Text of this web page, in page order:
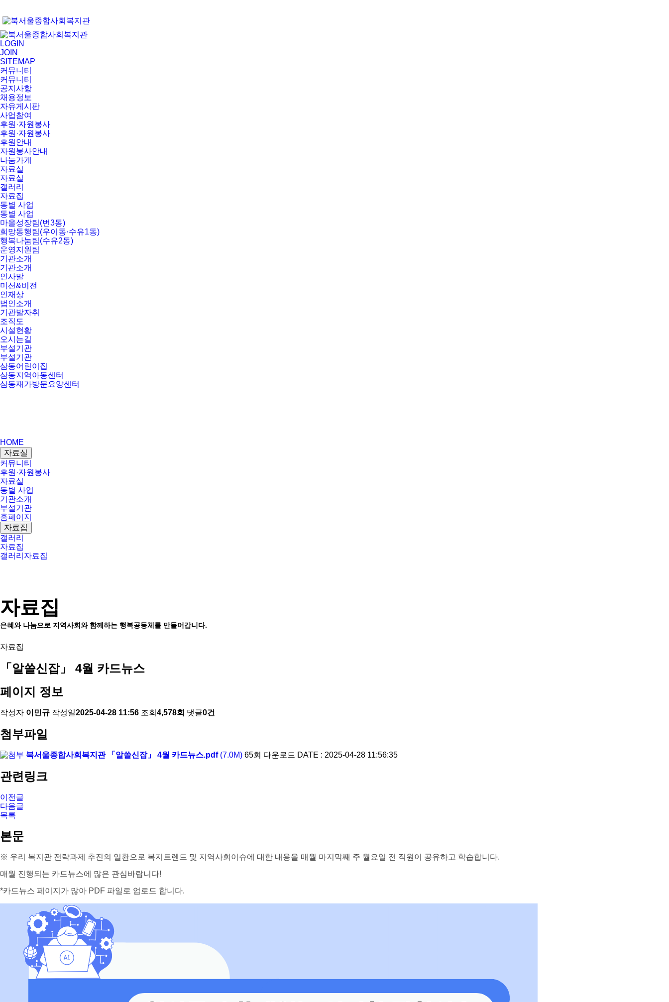
LOGIN
JOIN
SITEMAP
커뮤니티
커뮤니티
공지사항
채용정보
자유게시판
사업참여
후원·자원봉사
후원·자원봉사
후원안내
자원봉사안내
나눔가게
자료실
자료실
갤러리
자료집
동별 사업
동별 사업
마을성장팀(번3동)
희망동행팀(우이동·수유1동)
행복나눔팀(수유2동)
운영지원팀
기관소개
기관소개
인사말
미션&비전
인재상
법인소개
기관발자취
조직도
시설현황
오시는길
부설기관
부설기관
삼동어린이집
삼동지역아동센터
삼동재가방문요양센터
HOME
자료실
커뮤니티
후원·자원봉사
자료실
동별 사업
기관소개
부설기관
홈페이지
자료집
갤러리
자료집
갤러리 자료집
자료집
은혜와 나눔으로 지역사회와 함께하는 행복공동체를 만들어갑니다.
자료집
「알쓸신잡」 4월 카드뉴스
페이지 정보
작성자 이민규 작성일2025-04-28 11:56 조회 4,578회 댓글0건
첨부파일
북서울종합사회복지관 「알쓸신잡」 4월 카드뉴스.pdf(7.0M) 65회 다운로드 DATE : 2025-04-28 11:56:35
관련링크
이전글
다음글
목록
본문
※ 우리 복지관 전략과제 추진의 일환으로 복지트렌드 및 지역사회이슈에 대한 내용을 매월 마지막째 주 월요일 전 직원이 공유하고 학습합니다.
매월 진행되는 카드뉴스에 많은 관심바랍니다!
*카드뉴스 페이지가 많아 PDF 파일로 업로드 합니다.